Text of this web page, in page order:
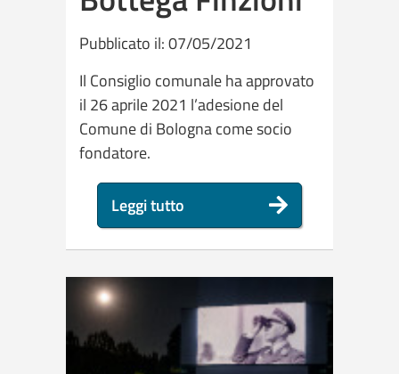
Pubblicato il: 07/05/2021
Il Consiglio comunale ha approvato
il 26 aprile 2021 l’adesione del
Comune di Bologna come socio
fondatore.
Leggi tutto